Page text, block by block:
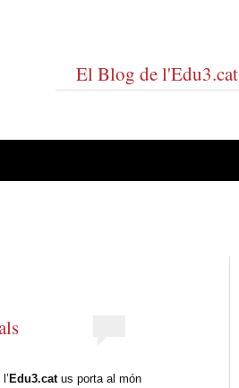
El Blog de l'Edu3.cat
Edu3.cat us porta al món